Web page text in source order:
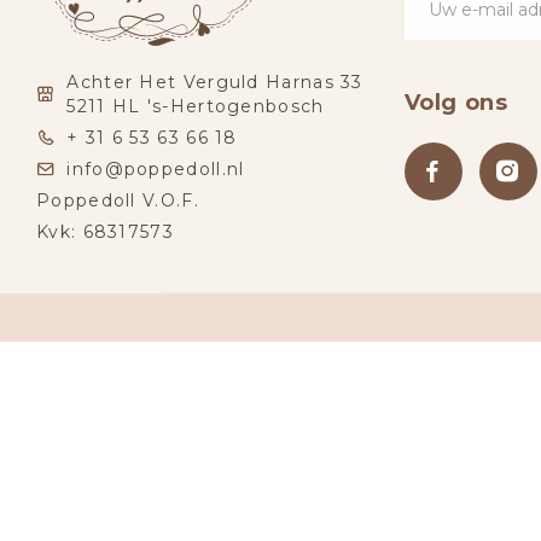
Achter Het Verguld Harnas 33
5211 HL 's-Hertogenbosch
+ 31 6 53 63 66 18
info@poppedoll.nl
Poppedoll V.O.F.
Kvk: 68317573
Volg ons